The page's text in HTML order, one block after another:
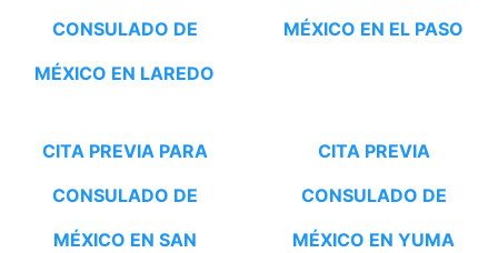
CONSULADO DE
MÉXICO EN LAREDO
MÉXICO EN EL PASO
CITA PREVIA PARA
CONSULADO DE
MÉXICO EN SAN
CITA PREVIA
CONSULADO DE
MÉXICO EN YUMA